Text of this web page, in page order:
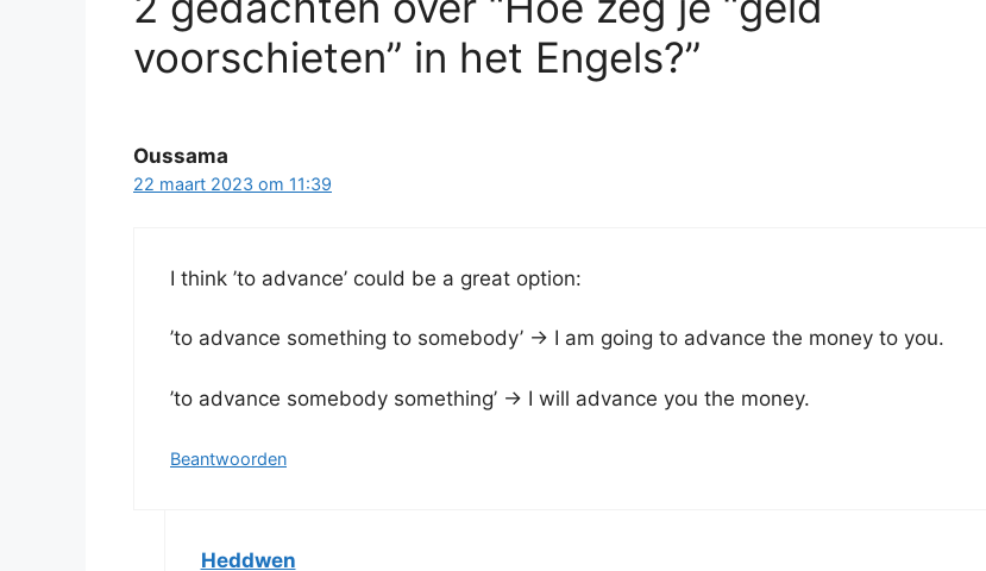
voorschieten” in het Engels?”
Oussama
22 maart 2023 om 11:39
I think ’to advance’ could be a great option:
’to advance something to somebody’ → I am going to advance the money to you.
’to advance somebody something’ → I will advance you the money.
Beantwoorden
Heddwen